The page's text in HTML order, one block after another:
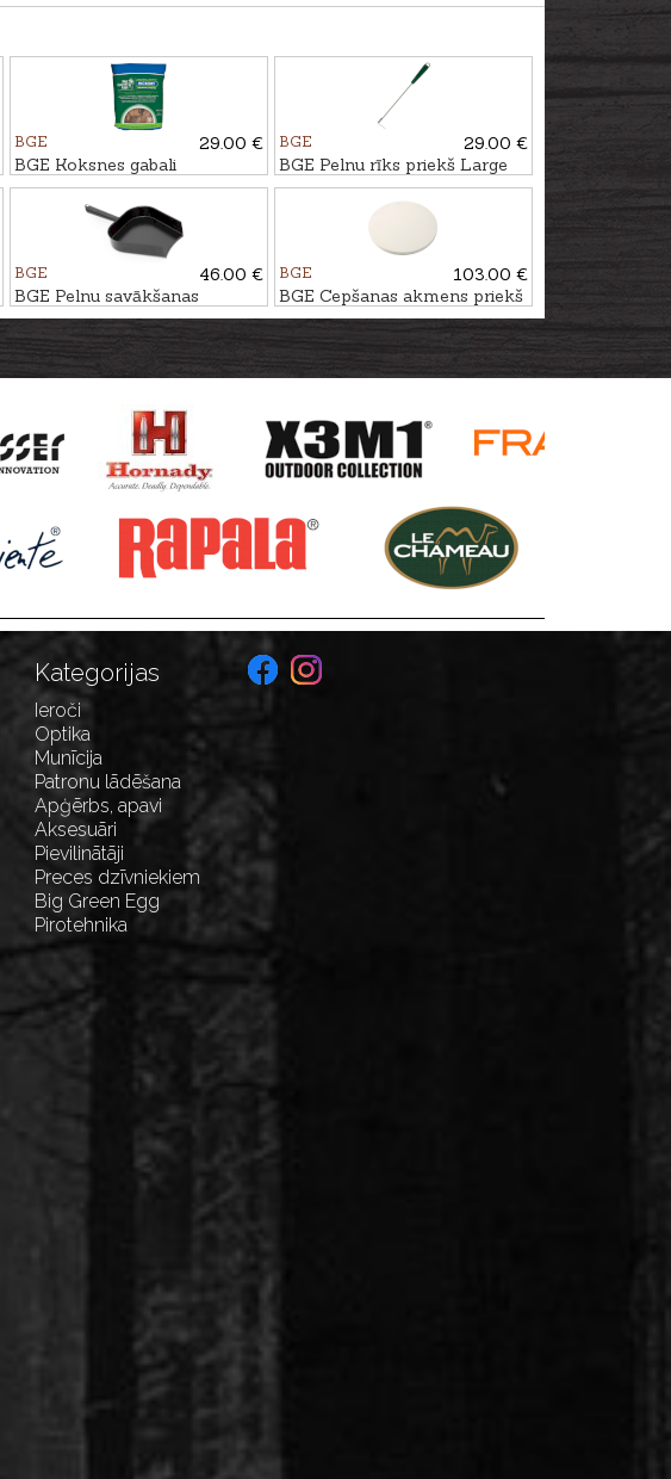
BGE
29.00 €
BGE Koksnes gabali
VALRIEKSTKOKS, 9L
BGE
29.00 €
BGE Pelnu rīks priekš Large
un Medium griliem
BGE
46.00 €
BGE Pelnu savākšanas
liekšķere
BGE
103.00 €
BGE Cepšanas akmens priekš
Large grila
Kategorijas
Ieroči
Optika
Munīcija
Patronu lādēšana
Apģērbs, apavi
Aksesuāri
Pievilinātāji
Preces dzīvniekiem
Big Green Egg
Pirotehnika